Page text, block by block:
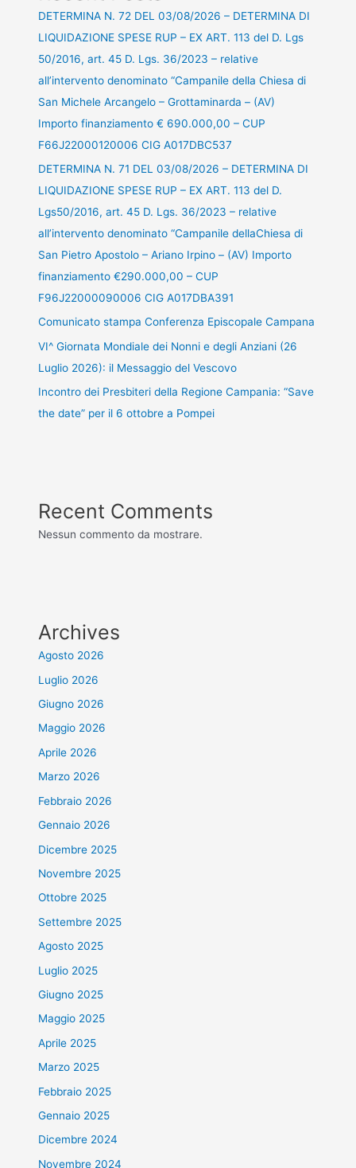
DETERMINA N. 72 DEL 03/08/2026 – DETERMINA DI
LIQUIDAZIONE SPESE RUP – EX ART. 113 del D. Lgs
50/2016, art. 45 D. Lgs. 36/2023 – relative
all’intervento denominato “Campanile della Chiesa di
San Michele Arcangelo – Grottaminarda – (AV)
Importo finanziamento € 690.000,00 – CUP
F66J22000120006 CIG A017DBC537
DETERMINA N. 71 DEL 03/08/2026 – DETERMINA DI
LIQUIDAZIONE SPESE RUP – EX ART. 113 del D.
Lgs50/2016, art. 45 D. Lgs. 36/2023 – relative
all’intervento denominato “Campanile dellaChiesa di
San Pietro Apostolo – Ariano Irpino – (AV) Importo
finanziamento €290.000,00 – CUP
F96J22000090006 CIG A017DBA391
Comunicato stampa Conferenza Episcopale Campana
VI^ Giornata Mondiale dei Nonni e degli Anziani (26
Luglio 2026): il Messaggio del Vescovo
Incontro dei Presbiteri della Regione Campania: “Save
the date” per il 6 ottobre a Pompei
Recent Comments
Nessun commento da mostrare.
Archives
Agosto 2026
Luglio 2026
Giugno 2026
Maggio 2026
Aprile 2026
Marzo 2026
Febbraio 2026
Gennaio 2026
Dicembre 2025
Novembre 2025
Ottobre 2025
Settembre 2025
Agosto 2025
Luglio 2025
Giugno 2025
Maggio 2025
Aprile 2025
Marzo 2025
Febbraio 2025
Gennaio 2025
Dicembre 2024
Novembre 2024